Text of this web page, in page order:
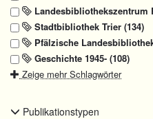
Landesbibliothekszentrum
Stadtbibliothek Trier (134)
Pfälzische
Geschichte 1945- (108)
Zeige mehr Schlagwörter
Publikationstypen